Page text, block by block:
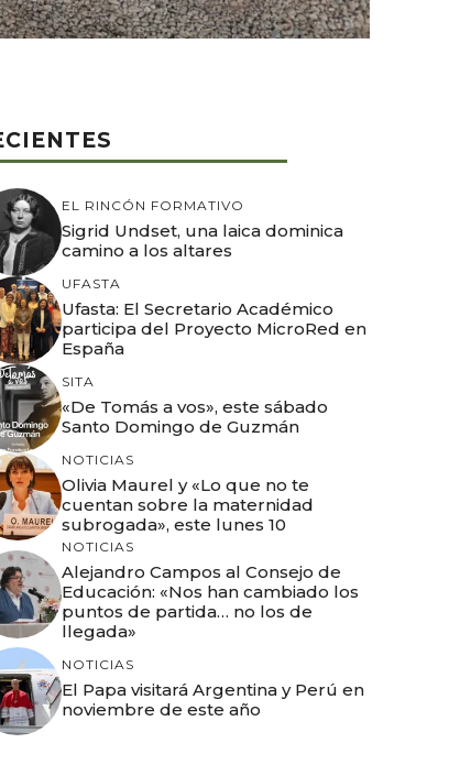
EL RINCÓN FORMATIVO
Sigrid Undset, una laica dominica
camino a los altares
UFASTA
Ufasta: El Secretario Académico
participa del Proyecto MicroRed en
España
SITA
«De Tomás a vos», este sábado
Santo Domingo de Guzmán
NOTICIAS
Olivia Maurel y «Lo que no te
cuentan sobre la maternidad
subrogada», este lunes 10
NOTICIAS
Alejandro Campos al Consejo de
Educación: «Nos han cambiado los
puntos de partida… no los de
llegada»
NOTICIAS
El Papa visitará Argentina y Perú en
noviembre de este año